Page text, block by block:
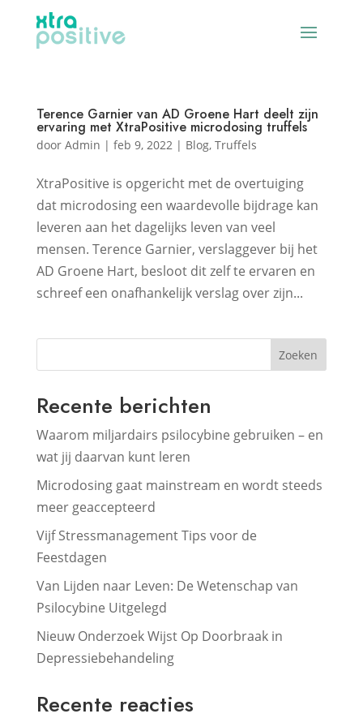
Terence Garnier van AD Groene Hart deelt zijn
ervaring met XtraPositive microdosing truffels
door Admin | feb 9, 2022| Blog, Truffels
XtraPositive is opgericht met de overtuiging
dat microdosing een waardevolle bijdrage kan
leveren aan het dagelijks leven van veel
mensen. Terence Garnier, verslaggever bij het
AD Groene Hart, besloot dit zelf te ervaren en
schreef een onafhankelijk verslag over zijn...
Zoeken
Recente berichten
Waarom miljardairs psilocybine gebruiken – en
wat jij daarvan kunt leren
Microdosing gaat mainstream en wordt steeds
meer geaccepteerd
Vijf Stressmanagement Tips voor de
Feestdagen
Van Lijden naar Leven: De Wetenschap van
Psilocybine Uitgelegd
Nieuw Onderzoek Wijst Op Doorbraak in
Depressiebehandeling
Recente reacties